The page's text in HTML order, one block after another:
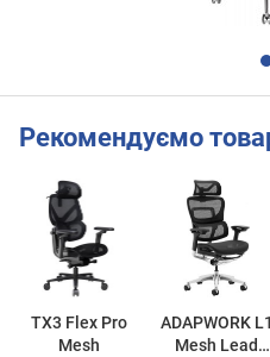
Рекомендуємо
ТX3 Flex Pro
Mesh
ADAPWORK L1
Mesh Lead